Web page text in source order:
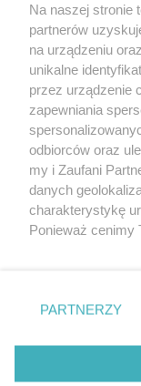
O FIRMIE
REKLAMA
Aktualności
Tcz24
Historia miasta
Na naszej stronie
partnerów
na urządzeniu
unikalne
przez urządzenie
zapewniania
odbiorców oraz
my i Zaufani
danych
charakterystykę
Ponieważ cenimy
znajdujący się w
przetwarzaniu.
PARTNERZY